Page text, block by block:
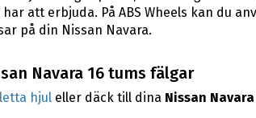
att erbjuda. På ABS Wheels kan du
på din Nissan Navara.
Navara 16 tums fälgar
hjuleller däck till dina Nissan